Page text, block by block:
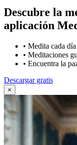
Descubre la
aplicación
• Medita cada
• Meditaciones
• Encuentra la
Descargar gratis
×